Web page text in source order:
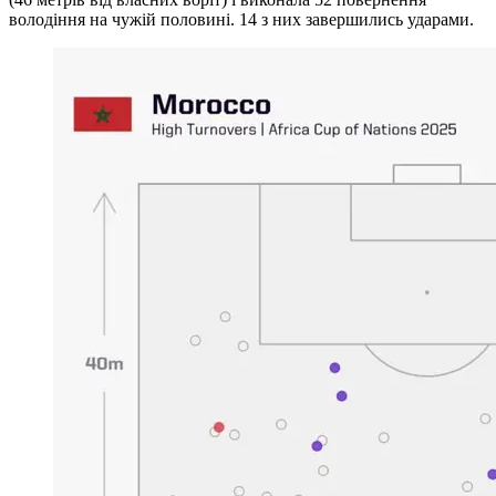
володіння на чужій половині. 14 з них завершились ударами.